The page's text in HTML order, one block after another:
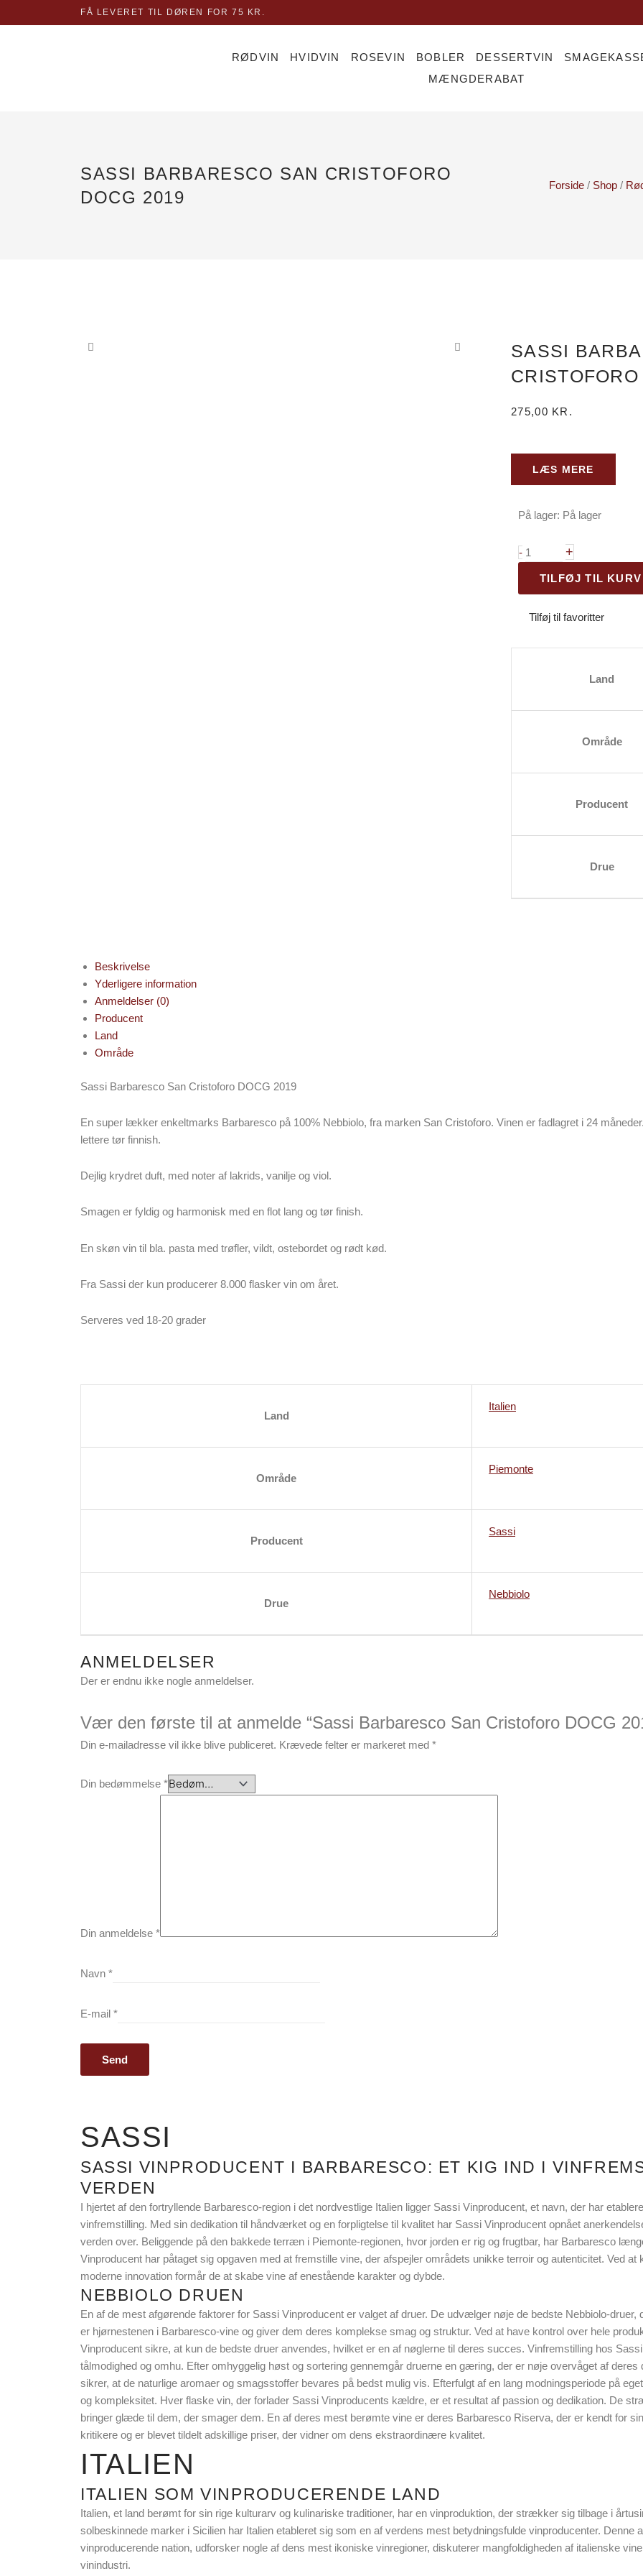
til
FÅ LEVERET TIL DØREN FOR 75 KR.
RØDVIN HVIDVIN ROSEVIN BOBLER DESSERTVIN
MÆNGDERABAT
SASSI BARBARESCO SAN CRISTOFORO
DOCG 2019
Forside / Shop /
SASSI
275,00 KR.
LÆS MERE
På lager: På lager
-
Sassi
San
Cristoforo
2019
antal
+
TILFØJ TIL KURV
Tilføj til favoritter
Land
Område
Producent
Drue
Beskrivelse
Yderligere information
Anmeldelser (0)
Producent
Land
Område
Sassi Barbaresco San Cristoforo DOCG 2019
En super lækker enkeltmarks Barbaresco på 100% Nebbiolo, fra marken San Cristoforo. Vinen er fadlagret i 24
lettere tør finnish.
Dejlig krydret duft, med noter af lakrids, vanilje og viol.
Smagen er fyldig og harmonisk med en flot lang og tør finish.
En skøn vin til bla. pasta med trøfler, vildt, ostebordet og rødt kød.
Fra Sassi der kun producerer 8.000 flasker vin om året.
Serveres ved 18-20 grader
Land
Italien
Område
Piemonte
Producent
Sassi
Drue
Nebbiolo
ANMELDELSER
Der er endnu ikke nogle anmeldelser.
Vær den første til at anmelde “Sassi Barbaresco San Cristoforo DOCG
Din e-mailadresse vil ikke blive publiceret. Krævede felter er markeret med *
Din bedømmelse *
Din anmeldelse *
Navn *
E-mail *
SASSI
SASSI VINPRODUCENT I BARBARESCO: ET KIG IND I
VERDEN
I hjertet af den fortryllende Barbaresco-region i det nordvestlige Italien ligger Sassi Vinproducent, et navn, der har
vinfremstilling. Med sin dedikation til håndværket og en forpligtelse til kvalitet har Sassi Vinproducent opnået
verden over. Beliggende på den bakkede terræn i Piemonte-regionen, hvor jorden er rig og frugtbar, har Barbaresco
Vinproducent har påtaget sig opgaven med at fremstille vine, der afspejler områdets unikke terroir og autenticitet. Ved
moderne innovation formår de at skabe vine af enestående karakter og dybde.
NEBBIOLO DRUEN
En af de mest afgørende faktorer for Sassi Vinproducent er valget af druer. De udvælger nøje de bedste Nebbiolo-
er hjørnestenen i Barbaresco-vine og giver dem deres komplekse smag og struktur. Ved at have kontrol over hele
Vinproducent sikre, at kun de bedste druer anvendes, hvilket er en af nøglerne til deres succes. Vinfremstilling hos
tålmodighed og omhu. Efter omhyggelig høst og sortering gennemgår druerne en gæring, der er nøje overvåget af
sikrer, at de naturlige aromaer og smagsstoffer bevares på bedst mulig vis. Efterfulgt af en lang modningsperiode på
og kompleksitet. Hver flaske vin, der forlader Sassi Vinproducents kældre, er et resultat af passion og dedikation. De
bringer glæde til dem, der smager dem. En af deres mest berømte vine er deres Barbaresco Riserva, der er kendt for
kritikere og er blevet tildelt adskillige priser, der vidner om dens ekstraordinære kvalitet.
ITALIEN
ITALIEN SOM VINPRODUCERENDE LAND
Italien, et land berømt for sin rige kulturarv og kulinariske traditioner, har en vinproduktion, der strækker sig tilbage i
solbeskinnede marker i Sicilien har Italien etableret sig som en af verdens mest betydningsfulde vinproducenter. Denne
vinproducerende nation, udforsker nogle af dens mest ikoniske vinregioner, diskuterer mangfoldigheden af italienske
vinindustri.